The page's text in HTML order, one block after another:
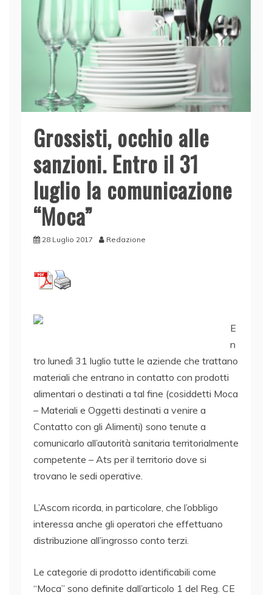
Grossisti, occhio alle
sanzioni. Entro il 31
luglio la comunicazione
“Moca”
28 Luglio 2017 Redazione
E
n
tro lunedì 31 luglio tutte le aziende che trattano
materiali che entrano in contatto con prodotti
alimentari o destinati a tal fine (cosiddetti Moca
– Materiali e Oggetti destinati a venire a
Contatto con gli Alimenti) sono tenute a
comunicarlo all’autorità sanitaria territorialmente
competente – Ats per il territorio dove si
trovano le sedi operative.
L’Ascom ricorda, in particolare, che l’obbligo
interessa anche gli operatori che effettuano
distribuzione all’ingrosso conto terzi.
Le categorie di prodotto identificabili come
“Moca” sono definite dall’articolo 1 del Reg. CE